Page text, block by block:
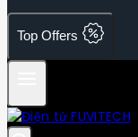
Top Offers